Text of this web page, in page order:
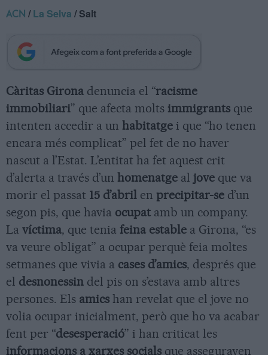
ACN /La Selva / Salt
Càritas Girona denuncia el “racisme
immobiliari” que afecta molts immigrants que
intenten accedir a un habitatge i que “ho tenen
encara més complicat” pel fet de no haver
nascut a l’Estat. L’entitat ha fet aquest crit
d’alerta a través d’un homenatge al jove que va
morir el passat 15 d’abril en precipitar-se d’un
segon pis, que havia ocupat amb un company.
La víctima, que tenia feina estable a Girona, “es
va veure obligat” a ocupar perquè feia moltes
setmanes que vivia a cases d’amics, després que
el desnonessin del pis on s’estava amb altres
persones. Els amics han revelat que el jove no
volia ocupar inicialment, però que ho va acabar
fent per “desesperació” i han criticat les
informacions a xarxes socials que asseguraven